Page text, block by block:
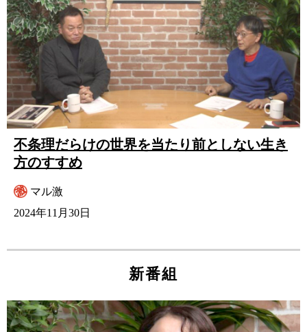
不条理だらけの世界を当たり前としない生き
方のすすめ
マル激
2024年11月30日
新番組